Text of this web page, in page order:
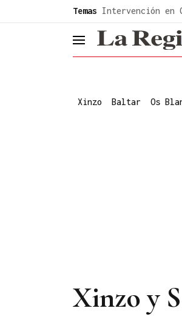
Temas Intervención en
header.menu.open
Xinzo Baltar Os
Xinzo y